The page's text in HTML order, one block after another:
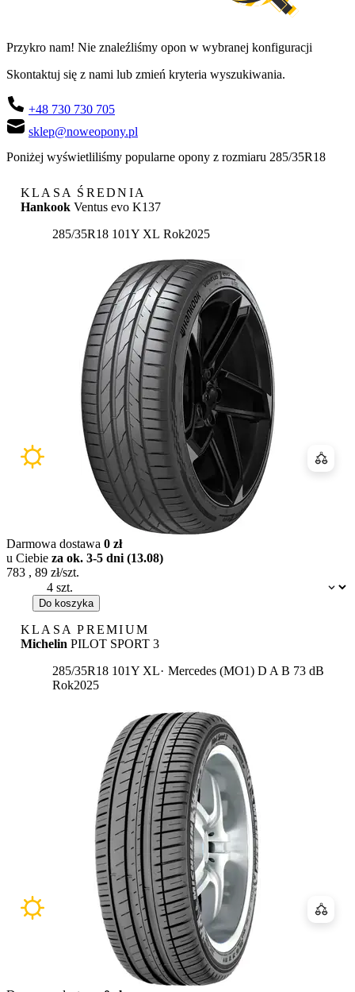
Przykro nam! Nie znaleźliśmy opon w wybranej konfiguracji
Skontaktuj się z nami lub zmień kryteria wyszukiwania.
+48 730 730 705
sklep@noweopony.pl
Poniżej wyświetliliśmy popularne opony z rozmiaru 285/35R18
KLASA ŚREDNIA
Hankook Ventus evo K137
285/35R18 101Y XL Rok2025
Dostępność:
Darmowa dostawa 0 zł
u Ciebie za ok. 3-5 dni (13.08)
783 , 89 zł/szt.
Do koszyka
KLASA PREMIUM
Michelin PILOT SPORT 3
285/35R18 101Y XL
Mercedes (MO1) Etykieta:
D A B 73 dB
Rok2025